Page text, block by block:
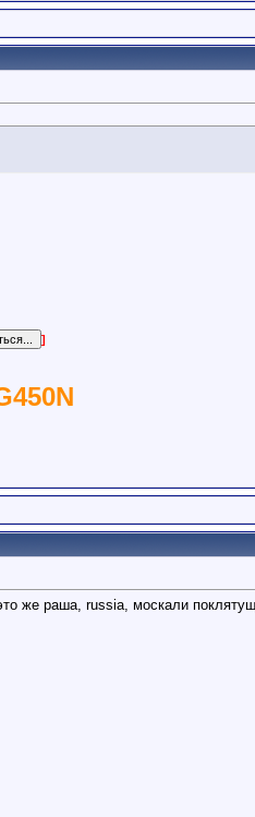
]
же раша, russia, москали